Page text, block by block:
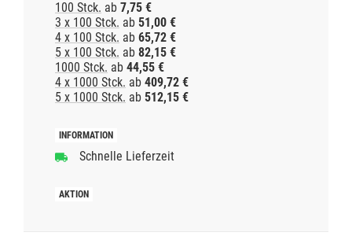
100 Stck. ab 7,75 €
3 x 100 Stck. ab 51,00 €
4 x 100 Stck. ab 65,72 €
5 x 100 Stck. ab 82,15 €
1000 Stck. ab 44,55 €
4 x 1000 Stck. ab 409,72 €
5 x 1000 Stck. ab 512,15 €
Schnelle Lieferzeit